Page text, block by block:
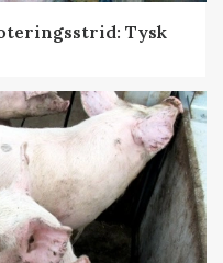
Tysk